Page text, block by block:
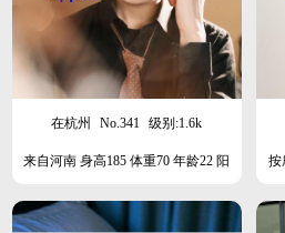
在杭州 No.341 级别:1.6k
来自河南 身高185 体重70 年龄22 阳
按